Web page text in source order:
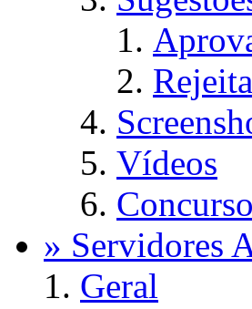
Vídeos
» Servidores
Geral